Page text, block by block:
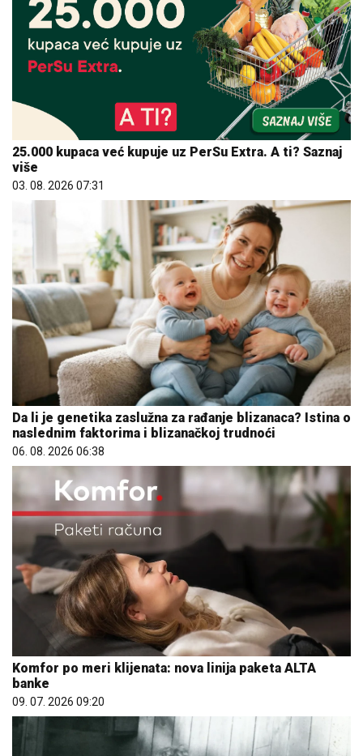
25.000 kupaca već kupuje uz PerSu Extra. A ti? Saznaj
više
03. 08. 2026 07:31
Da li je genetika zaslužna za rađanje blizanaca? Istina o
naslednim faktorima i blizanačkoj trudnoći
06. 08. 2026 06:38
Komfor po meri klijenata: nova linija paketa ALTA
banke
09. 07. 2026 09:20